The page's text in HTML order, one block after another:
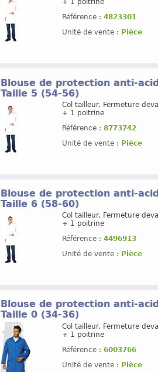
+ 1 poitrine
Référence : 4823301
Unité de vente : Pièce
Blouse de protection anti-
Taille 5 (54-56)
Col tailleur. Fermeture
+ 1 poitrine
Référence : 8773742
Unité de vente : Pièce
Blouse de protection anti-
Taille 6 (58-60)
Col tailleur. Fermeture
+ 1 poitrine
Référence : 4496913
Unité de vente : Pièce
Blouse de protection anti-
Taille 0 (34-36)
Col tailleur. Fermeture
+ 1 poitrine
Référence : 6003766
Unité de vente : Pièce